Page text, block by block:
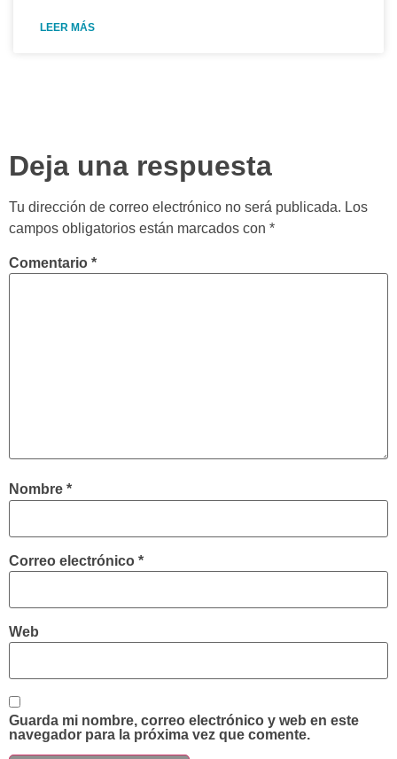
LEER MÁS
Deja una respuesta
Tu dirección de correo electrónico no será publicada. Los
campos obligatorios están marcados con *
Comentario *
Nombre *
Correo electrónico *
Web
Guarda mi nombre, correo electrónico y web en este
navegador para la próxima vez que comente.